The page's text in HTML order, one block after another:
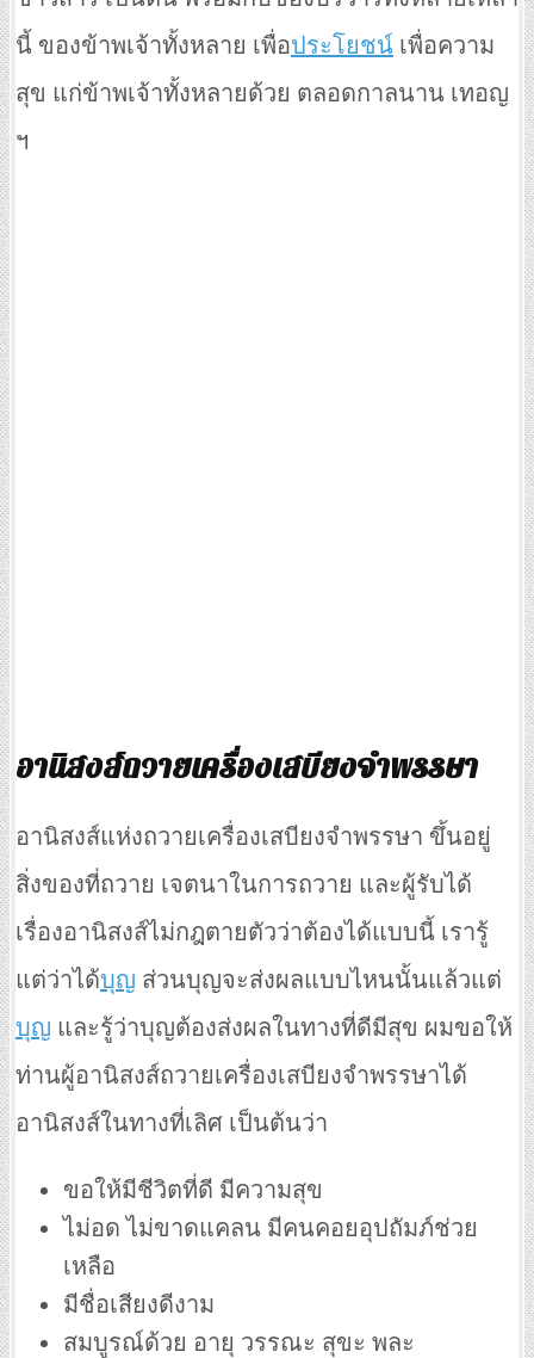
นี้ ของข้าพเจ้าทั้งหลาย เพื่อประโยชน์ เพื่อความ
สุข แก่ข้าพเจ้าทั้งหลายด้วย ตลอดกาลนาน เทอญ
ฯ
อานิสงส์ถวายเครื่องเสบียงจำพรรษา
อานิสงส์แห่งถวายเครื่องเสบียงจำพรรษา ขึ้นอยู่
สิ่งของที่ถวาย เจตนาในการถวาย และผู้รับได้
เรื่องอานิสงส์ไม่กฎตายตัวว่าต้องได้แบบนี้ เรารู้
แต่ว่าได้บุญ ส่วนบุญจะส่งผลแบบไหนนั้นแล้วแต่
บุญ และรู้ว่าบุญต้องส่งผลในทางที่ดีมีสุข ผมขอให้
ท่านผู้อานิสงส์ถวายเครื่องเสบียงจำพรรษาได้
อานิสงส์ในทางที่เลิศ เป็นต้นว่า
ขอให้มีชีวิตที่ดี มีความสุข
ไม่อด ไม่ขาดแคลน มีคนคอยอุปถัมภ์ช่วย
เหลือ
มีชื่อเสียงดีงาม
สมบูรณ์ด้วย อายุ วรรณะ สุขะ พละ